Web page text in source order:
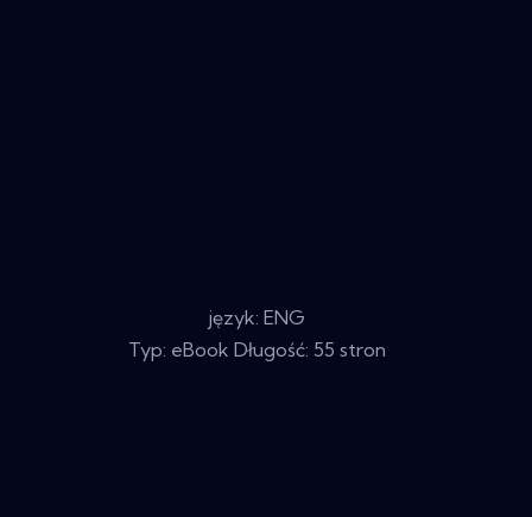
język: ENG
Typ: eBook Długość: 55 stron